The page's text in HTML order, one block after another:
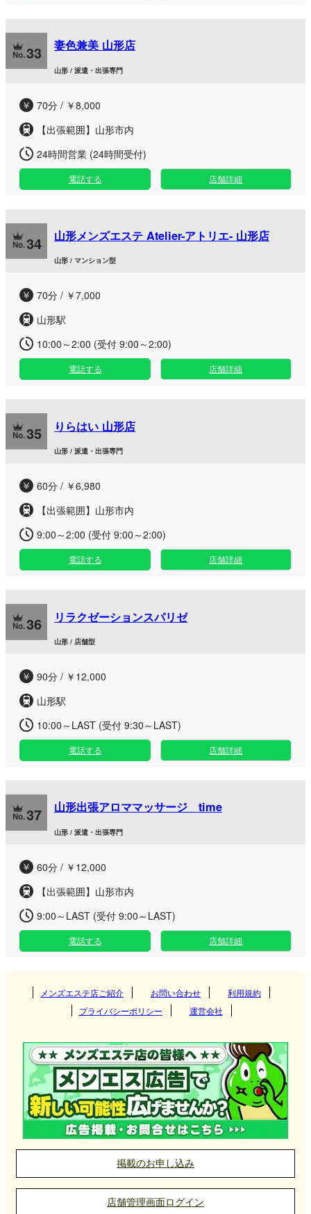
33 妻色兼美 山形店
山形 / 派遣・出張専門
70分 / ￥8,000
【出張範囲】山形市内
24時間営業 (24時間受付)
電話する 店舗詳細
34 山形メンズエステ Atelier-アトリエ- 山形店
山形 / マンション型
70分 / ￥7,000
山形駅
10:00～2:00 (受付 9:00～2:00)
電話する 店舗詳細
35 りらはい 山形店
山形 / 派遣・出張専門
60分 / ￥6,980
【出張範囲】山形市内
9:00～2:00 (受付 9:00～2:00)
電話する 店舗詳細
36 リラクゼーションスパリゼ
山形 / 店舗型
90分 / ￥12,000
山形駅
10:00～LAST (受付 9:30～LAST)
電話する 店舗詳細
37 山形出張アロママッサージ time
山形 / 派遣・出張専門
60分 / ￥12,000
【出張範囲】山形市内
9:00～LAST (受付 9:00～LAST)
電話する 店舗詳細
メンズエステ店ご紹介 お問い合わせ
利用規約
プライバシーポリシー
運営会社
掲載のお申し込み
店舗管理画面ログイン